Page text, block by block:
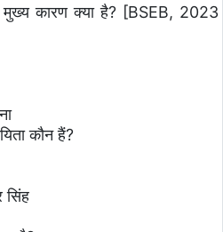
मुख्य कारण क्या है? [BSEB, 2023
कौन हैं?
सिंह